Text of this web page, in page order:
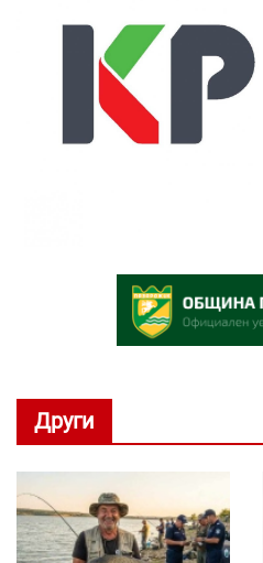
Други